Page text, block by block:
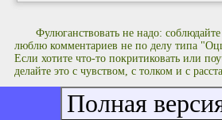
Фулюганствовать не надо:
люблю комментариев не по делу типа
Если хотите что-то покритиковать или
делайте это с чувством, с толком и с